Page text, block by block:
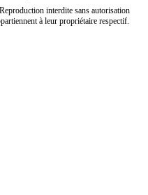
interdite sans autorisation
à leur propriétaire respectif.